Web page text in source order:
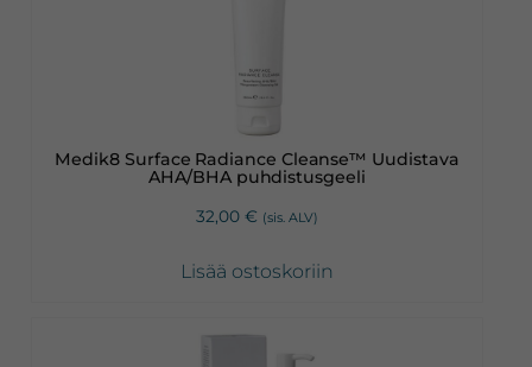
Medik8 Surface Radiance Cleanse™ Uudistava
AHA/BHA puhdistusgeeli
32,00 € (sis. ALV)
Lisää ostoskoriin